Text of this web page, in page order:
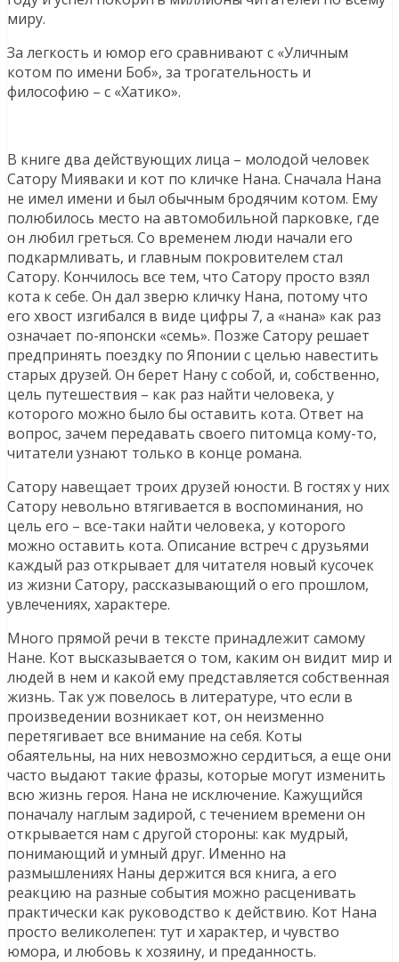
миру.
За легкость и юмор его сравнивают с «Уличным
котом по имени Боб», за трогательность и
философию – с «Хатико».
В книге два действующих лица – молодой человек
Сатору Мияваки и кот по кличке Нана. Сначала Нана
не имел имени и был обычным бродячим котом. Ему
полюбилось место на автомобильной парковке, где
он любил греться. Со временем люди начали его
подкармливать, и главным покровителем стал
Сатору. Кончилось все тем, что Сатору просто взял
кота к себе. Он дал зверю кличку Нана, потому что
его хвост изгибался в виде цифры 7, а «нана» как раз
означает по-японски «семь». Позже Сатору решает
предпринять поездку по Японии с целью навестить
старых друзей. Он берет Нану с собой, и, собственно,
цель путешествия – как раз найти человека, у
которого можно было бы оставить кота. Ответ на
вопрос, зачем передавать своего питомца кому-то,
читатели узнают только в конце романа.
Сатору навещает троих друзей юности. В гостях у них
Сатору невольно втягивается в воспоминания, но
цель его – все-таки найти человека, у которого
можно оставить кота. Описание встреч с друзьями
каждый раз открывает для читателя новый кусочек
из жизни Сатору, рассказывающий о его прошлом,
увлечениях, характере.
Много прямой речи в тексте принадлежит самому
Нане. Кот высказывается о том, каким он видит мир и
людей в нем и какой ему представляется собственная
жизнь. Так уж повелось в литературе, что если в
произведении возникает кот, он неизменно
перетягивает все внимание на себя. Коты
обаятельны, на них невозможно сердиться, а еще они
часто выдают такие фразы, которые могут изменить
всю жизнь героя. Нана не исключение. Кажущийся
поначалу наглым задирой, с течением времени он
открывается нам с другой стороны: как мудрый,
понимающий и умный друг. Именно на
размышлениях Наны держится вся книга, а его
реакцию на разные события можно расценивать
практически как руководство к действию. Кот Нана
просто великолепен: тут и характер, и чувство
юмора, и любовь к хозяину, и преданность.